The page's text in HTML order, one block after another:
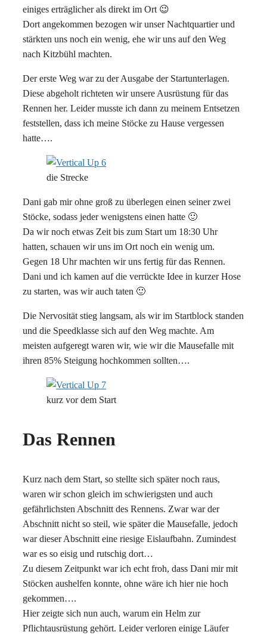
einiges erträglicher als direkt im Ort 😉
Dort angekommen bezogen wir unser Nachtquartier und
stärkten uns noch ein wenig, ehe wir uns auf den Weg
nach Kitzbühl machten.
Der erste Weg war zu der Ausgabe der Startunterlagen.
Diese abgeholt richteten wir unsere Ausrüstung für das
Rennen her. Leider musste ich dann zu meinem Entsetzen
feststellen, dass ich meine Stöcke zu Hause vergessen
hatte….
die Strecke
Dani gab mir ohne groß zu überlegen einen seiner zwei
Stöcke, sodass jeder wenigstens einen hatte 🙂
Da wir noch etwas Zeit bis zum Start um 18:30 Uhr
hatten, schauen wir uns im Ort noch ein wenig um.
Gegen 18 Uhr machten wir uns fertig für das Rennen.
Dani und ich kamen auf die verrückte Idee in kurzer Hose
zu starten, was wir auch taten 🙂
Die Nervosität stieg langsam, als wir im Startblock standen
und die Speedklasse sich auf den Weg machte. Am
meisten aufgeregt waren wir, wie wir die Mausefalle mit
ihren 85% Steigung hochkommen sollten….
kurz vor dem Start
Das Rennen
Kurz nach dem Start, so stellte sich später noch raus,
waren wir schon gleich im schwierigsten und auch
gefährlichsten Abschnitt des Rennens. Zwar war der
Abschnitt nicht so steil, wie später die Mausefalle, jedoch
war dieser Abschnitt eine riesige Eislaufbahn. Zumindest
war es so eisig und rutschig dort…
Zu diesem Zeitpunkt war ich echt froh, dass Dani mir mit
Stöcken aushelfen konnte, ohne wäre ich hier nie hoch
gekommen….
Hier zeigte sich nun auch, warum ein Helm zur
Pflichtausrüstung gehört. Leider verloren einige Läufer